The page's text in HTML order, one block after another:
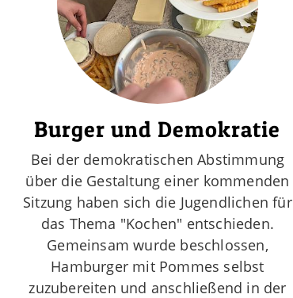
Burger und Demokratie
Bei der demokratischen Abstimmung
über die Gestaltung einer kommenden
Sitzung haben sich die Jugendlichen für
das Thema "Kochen" entschieden.
Gemeinsam wurde beschlossen,
Hamburger mit Pommes selbst
zuzubereiten und anschließend in der